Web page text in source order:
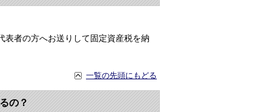
者の方へお送りして固定資産税を納
一覧の先頭にもどる
の？